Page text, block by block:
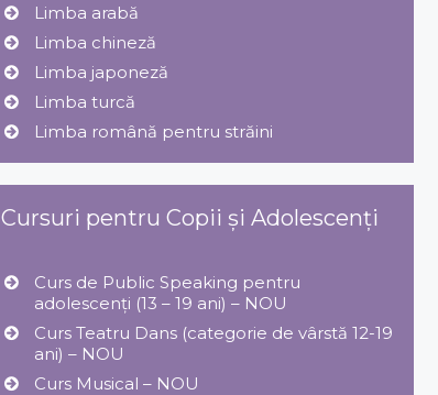
Limba arabă
Limba chineză
Limba japoneză
Limba turcă
Limba română pentru străini
Cursuri pentru Copii și Adolescenți
Curs de Public Speaking pentru
adolescenți (13 – 19 ani) – NOU
Curs Teatru Dans (categorie de vârstă 12-19
ani) – NOU
Curs Musical – NOU